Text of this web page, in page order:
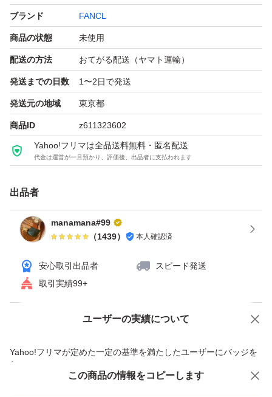
ブランド FANCL
商品の状態 未使用
配送の方法 おてがる配送（ヤマト運輸）
発送までの日数 1〜2日で発送
発送元の地域 東京都
商品ID z611323602
Yahoo!フリマは全品送料無料・匿名配送
代金は運営が一旦預かり、評価後、出品者に支払われます
出品者
manamana#99
（1439） 本人確認済
安心取引出品者
スピード発送
取引実績99+
ユーザーの実績について
Yahoo!フリマが定めた一定の基準を満たしたユーザーにバッジを
付与しています
価格の相談 商品への質問
この商品の情報をコピーします
この商品をみている人にオススメ